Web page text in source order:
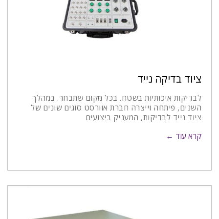
ציוד בדיקה נייד
לבדיקות איכותיות בשטח. בכל מקום שתבחר. במהלך
השנים, פיתחה וייצרה חברת אוורסט סוגים שונים של
ציוד נייד לבדיקות, המעניק ביצועים
קרא עוד ←